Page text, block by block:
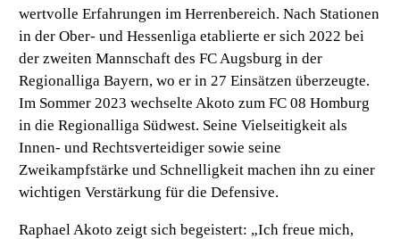
wertvolle Erfahrungen im Herrenbereich. Nach Stationen
in der Ober- und Hessenliga etablierte er sich 2022 bei
der zweiten Mannschaft des FC Augsburg in der
Regionalliga Bayern, wo er in 27 Einsätzen überzeugte.
Im Sommer 2023 wechselte Akoto zum FC 08 Homburg
in die Regionalliga Südwest. Seine Vielseitigkeit als
Innen- und Rechtsverteidiger sowie seine
Zweikampfstärke und Schnelligkeit machen ihn zu einer
wichtigen Verstärkung für die Defensive.
Raphael Akoto zeigt sich begeistert: „Ich freue mich,